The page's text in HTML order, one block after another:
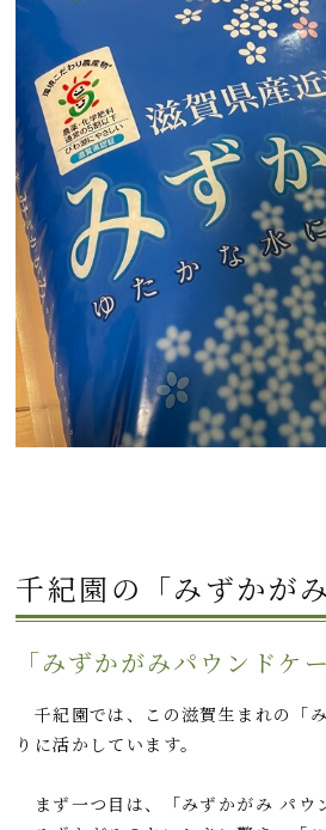
千紀園の「みずかが
「みずかがみパウンドケー
千紀園では、この滋賀生まれの「
りに活かしています。
まず一つ目は、「みずかがみ パウ